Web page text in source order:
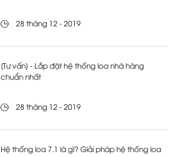
28 tháng 12 - 2019
[Tư vấn] - Lắp đặt hệ thống loa nhà hàng
chuẩn nhất
28 tháng 12 - 2019
Hệ thống loa 7.1 là gì? Giải pháp hệ thống loa